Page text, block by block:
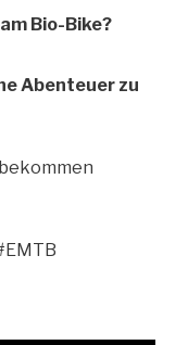
Bio-Bike?
Abenteuer zu